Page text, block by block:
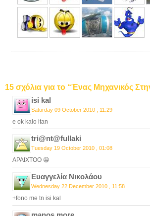
15 σχόλια για το “Ένας Μηχανικός
isi kal
Saturday 09 October 2010 , 11:29
e ok kalo itan
tri@nt@fullaki
Tuesday 19 October 2010 , 01:08
APAIXTOO 😀
Ευαγγελία Νικολάου
Wednesday 22 December 2010 , 11:58
+fono me tn isi kal